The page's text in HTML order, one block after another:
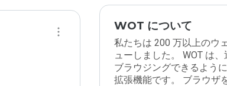
WOT について
私たちは 200 万以上のウ
ューしました。 WOT は
ブラウジングできるよう
拡張機能です。 ブラウザ